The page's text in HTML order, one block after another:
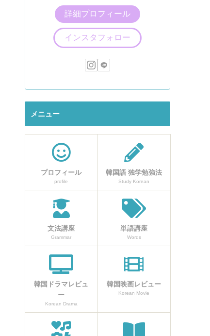
詳細プロフィール
インスタフォロー
メニュー
プロフィール
profile
韓国語 独学勉強法
Study Korean
文法講座
Grammar
単語講座
Words
韓国ドラマレビュ
ー
Korean Drama
韓国映画レビュー
Korean Movie